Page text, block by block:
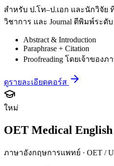
สำหรับ ป.โท–ป.เอก และนักวิจัย
วิชาการ และ Journal ตีพิมพ์ระดับ
Abstract & Introduction
Paraphrase + Citation
Proofreading โดยเจ้าของภ
ดูรายละเอียดคอร์ส
ใหม่
OET Medical English
ภาษาอังกฤษการแพทย์ · OET /